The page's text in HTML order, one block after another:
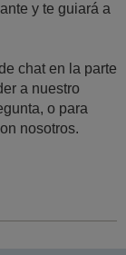
y te guiará a
chat en la parte
a nuestro
o para
nosotros.